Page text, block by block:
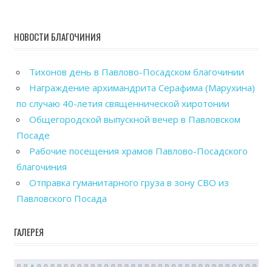
НОВОСТИ БЛАГОЧИНИЯ
Тихонов день в Павлово-Посадском благочинии
Награждение архимандрита Серафима (Марухина)
по случаю 40-летия священнической хиротонии
Общегородской выпускной вечер в Павловском
Посаде
Рабочие посещения храмов Павлово-Посадского
благочиния
Отправка гуманитарного груза в зону СВО из
Павловского Посада
ГАЛЕРЕЯ